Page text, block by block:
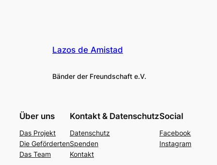
Lazos de Amistad
Bänder der Freundschaft e.V.
Über uns
Das Projekt
Die Geförderten
Das Team
Kontakt & Datenschutz
Datenschutz
Spenden
Kontakt
Social
Facebook
Instagram